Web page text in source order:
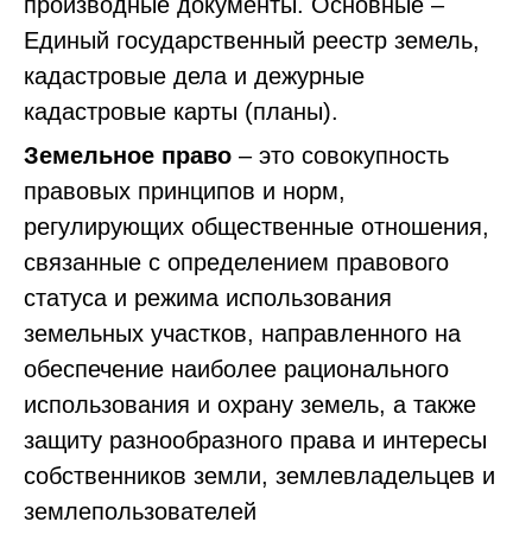
Единый государственный реестр земель,
кадастровые дела и дежурные
кадастровые карты (планы).
Земельное право – это совокупность
правовых принципов и норм,
регулирующих общественные отношения,
связанные с определением правового
статуса и режима использования
земельных участков, направленного на
обеспечение наиболее рационального
использования и охрану земель, а также
защиту разнообразного права и интересы
собственников земли, землевладельцев и
землепользователей